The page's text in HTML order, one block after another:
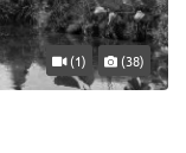
(1) (38)